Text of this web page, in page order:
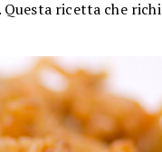
ricetta che